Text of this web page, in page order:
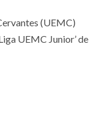
(UEMC)
UEMC Junior’ de